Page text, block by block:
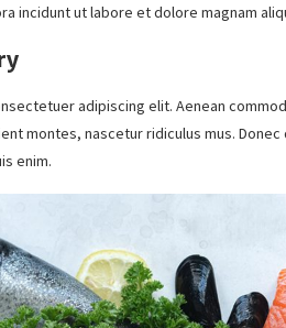
incidunt ut labore et dolore magnam
adipiscing elit. Aenean
montes, nascetur ridiculus mus.
enim.